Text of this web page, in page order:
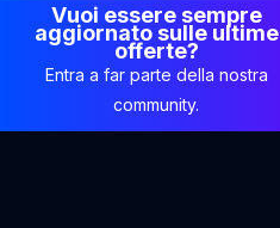
Vuoi essere sempre
aggiornato sulle ultime
offerte?
Entra a far parte della nostra
community.